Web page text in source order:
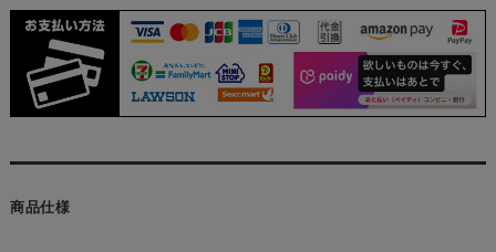
商品仕様